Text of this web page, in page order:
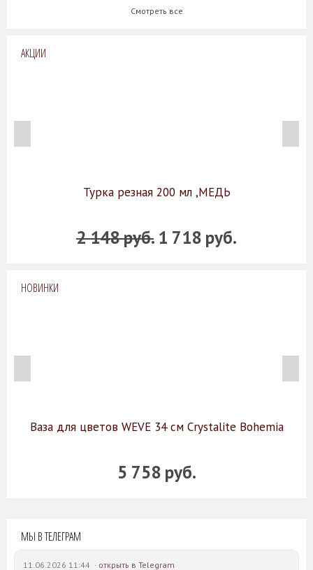
Смотреть все
АКЦИИ
Турка резная 200 мл ,МЕДЬ
2 148 руб. 1 718 руб.
НОВИНКИ
Ваза для цветов WEVE 34 см Crystalite Bohemia
5 758 руб.
МЫ В ТЕЛЕГРАМ
11.06.2026 11:44 · открыть в Telegram